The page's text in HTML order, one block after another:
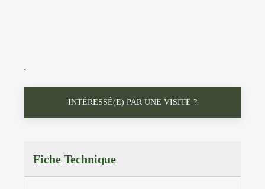
.
INTÉRESSÉ(E) PAR UNE VISITE ?
Fiche Technique